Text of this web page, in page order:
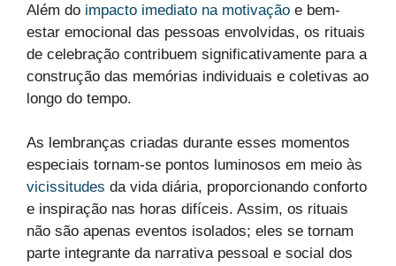
Além do impacto imediato na motivação e bem-
estar emocional das pessoas envolvidas, os rituais
de celebração contribuem significativamente para a
construção das memórias individuais e coletivas ao
longo do tempo.
As lembranças criadas durante esses momentos
especiais tornam-se pontos luminosos em meio às
vicissitudes da vida diária, proporcionando conforto
e inspiração nas horas difíceis. Assim, os rituais
não são apenas eventos isolados; eles se tornam
parte integrante da narrativa pessoal e social dos